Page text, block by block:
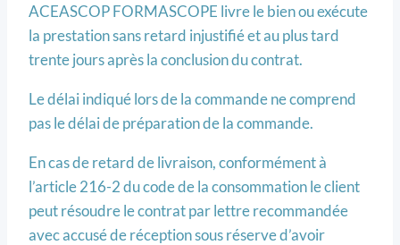
ACEASCOP FORMASCOPE livre le bien ou exécute
la prestation sans retard injustifié et au plus tard
trente jours après la conclusion du contrat.
Le délai indiqué lors de la commande ne comprend
pas le délai de préparation de la commande.
En cas de retard de livraison, conformément à
l’article 216-2 du code de la consommation le client
peut résoudre le contrat par lettre recommandée
avec accusé de réception sous réserve d’avoir